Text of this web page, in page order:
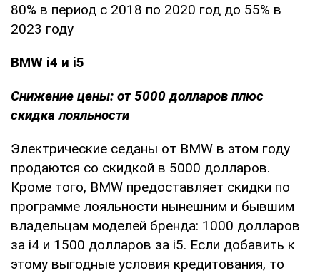
80% в период с 2018 по 2020 год до 55% в
2023 году
BMW i4 и i5
Снижение цены: от 5000 долларов плюс
скидка лояльности
Электрические седаны от BMW в этом году
продаются со скидкой в 5000 долларов.
Кроме того, BMW предоставляет скидки по
программе лояльности нынешним и бывшим
владельцам моделей бренда: 1000 долларов
за i4 и 1500 долларов за i5. Если добавить к
этому выгодные условия кредитования, то